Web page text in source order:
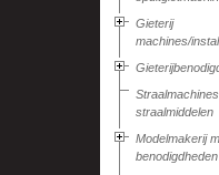
Gieterij
machines/
straalmiddelen
Modelmakerij
benodigdheden